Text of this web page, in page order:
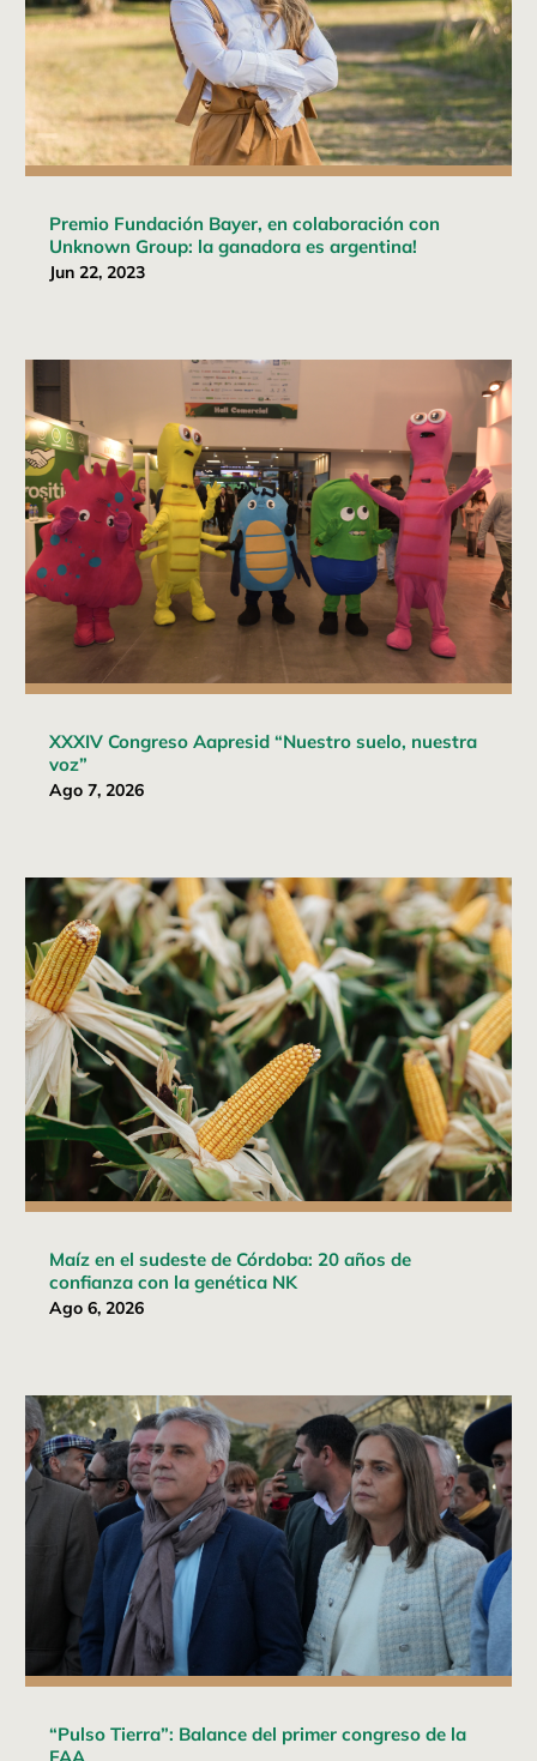
Premio Fundación Bayer, en colaboración con
Unknown Group: la ganadora es argentina!
Jun 22, 2023
XXXIV Congreso Aapresid “Nuestro suelo, nuestra
voz”
Ago 7, 2026
Maíz en el sudeste de Córdoba: 20 años de
confianza con la genética NK
Ago 6, 2026
“Pulso Tierra”: Balance del primer congreso de la